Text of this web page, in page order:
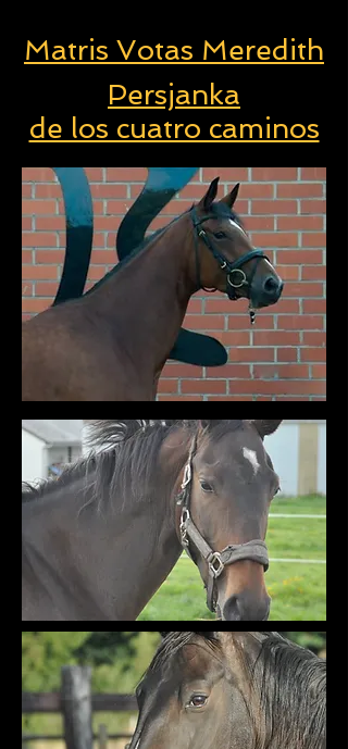
Matris Votas Meredith
Persjanka
de los cuatro caminos